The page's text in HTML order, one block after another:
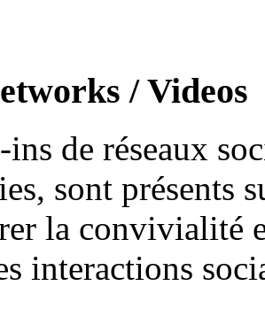
/ Videos
ins de réseaux
sont présents
la convivialité
interactions